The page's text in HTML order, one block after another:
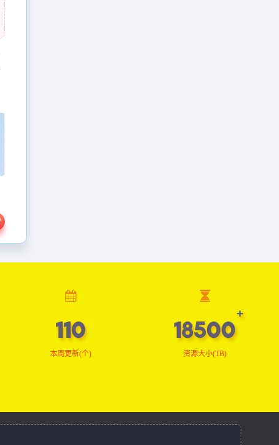
110
本周更新(个)
18500
资源大小(TB)